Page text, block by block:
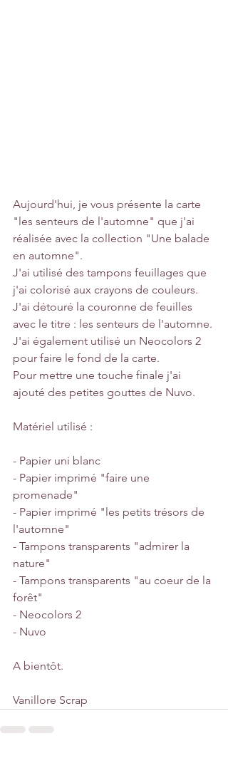
Aujourd'hui, je vous présente la carte
"les senteurs de l'automne" que j'ai
réalisée avec la collection "Une balade
en automne".
J'ai utilisé des tampons feuillages que
j'ai colorisé aux crayons de couleurs.
J'ai détouré la couronne de feuilles
avec le titre : les senteurs de l'automne.
J'ai également utilisé un Neocolors 2
pour faire le fond de la carte.
Pour mettre une touche finale j'ai
ajouté des petites gouttes de Nuvo.
Matériel utilisé :
- Papier uni blanc
- Papier imprimé "faire une
promenade"
- Papier imprimé "les petits trésors de
l'automne"
- Tampons transparents "admirer la
nature"
- Tampons transparents "au coeur de la
forêt"
- Neocolors 2
- Nuvo
A bientôt.
Vanillore Scrap